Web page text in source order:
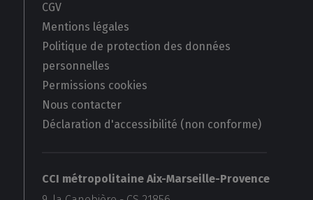
CCI métropolitaine Aix-Marseille-Provence
CGV
Mentions légales
Politique de protection des données
personnelles
Permissions cookies
Nous contacter
Déclaration d'accessibilité (non conforme)